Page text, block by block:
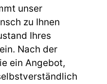
unser
zu Ihnen
Ihres
Nach der
ein Angebot,